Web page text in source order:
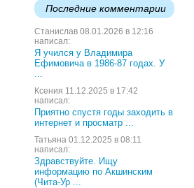
Последние комментарии
Станислав 08.01.2026 в 12:16
написал:
Я учился у Владимира
Ефимовича в 1986-87 годах. У
...
Ксения 11.12.2025 в 17:42
написал:
Приятно спустя годы заходить в
интернет и просматр ...
Татьяна 01.12.2025 в 08:11
написал:
Здравствуйте. Ищу
информацию по Акшинским
(Чита-Ур ...